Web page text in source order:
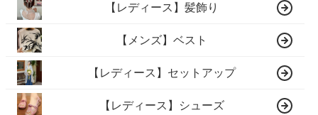
【レディース】髪飾り
【メンズ】ベスト
【レディース】セットアップ
【レディース】シューズ